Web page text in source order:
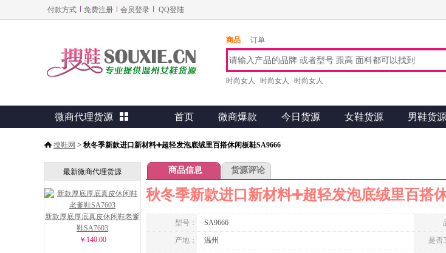
付款方式 免费注册 会员登录 QQ登陆
商品 订单
时尚女人 时尚女人 时尚女人
微商代理货源  首页 微商爆款 今日货源 女鞋货源 男鞋货源
搜鞋网 > 秋冬季新款进口新材料➕超轻发泡底绒里百搭休闲板鞋SA9666
最新微商代理货源
新款厚底厚底真皮休闲鞋老爹
鞋SA7603
￥140.00
商品信息 货源评论
秋冬季新款进口新材料➕超轻发泡底绒里百搭
型号： SA9666
产地： 温州 是否